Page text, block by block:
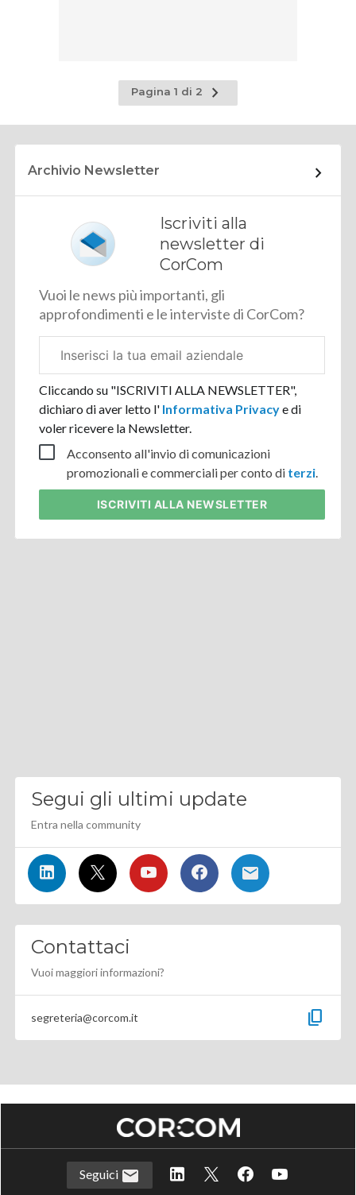
Pagina 1 di 2
Pagina
successiva
Archivio Newsletter
Iscriviti alla
newsletter di
CorCom
Vuoi le news più importanti, gli
approfondimenti e le interviste di CorCom?
aziendale
Cliccando su "ISCRIVITI ALLA NEWSLETTER",
dichiaro di aver letto l' Informativa Privacye di
voler ricevere la Newsletter.
Acconsento all'invio di comunicazioni
promozionali e commerciali per conto di terzi.
ISCRIVITI ALLA NEWSLETTER
Segui gli ultimi update
Entra nella community
Contattaci
Vuoi maggiori informazioni?
segreteria@corcom.it content_copy
Seguici